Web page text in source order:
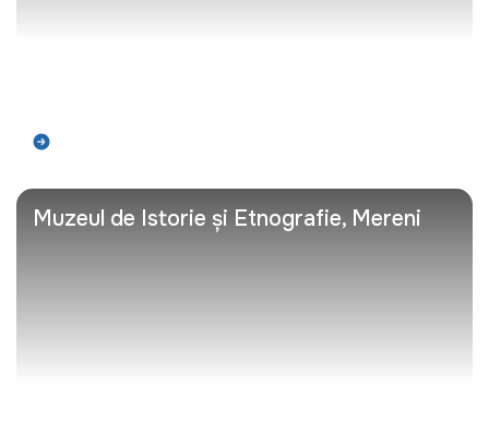
Muzeul de Istorie și Etnografie, Mereni